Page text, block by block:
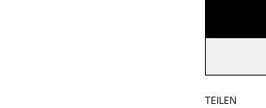
TEILEN